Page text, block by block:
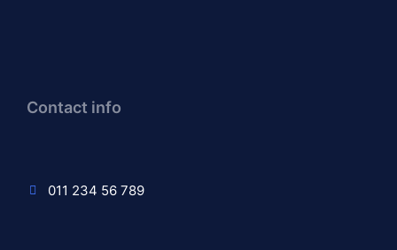
Contact info
011 234 56 789